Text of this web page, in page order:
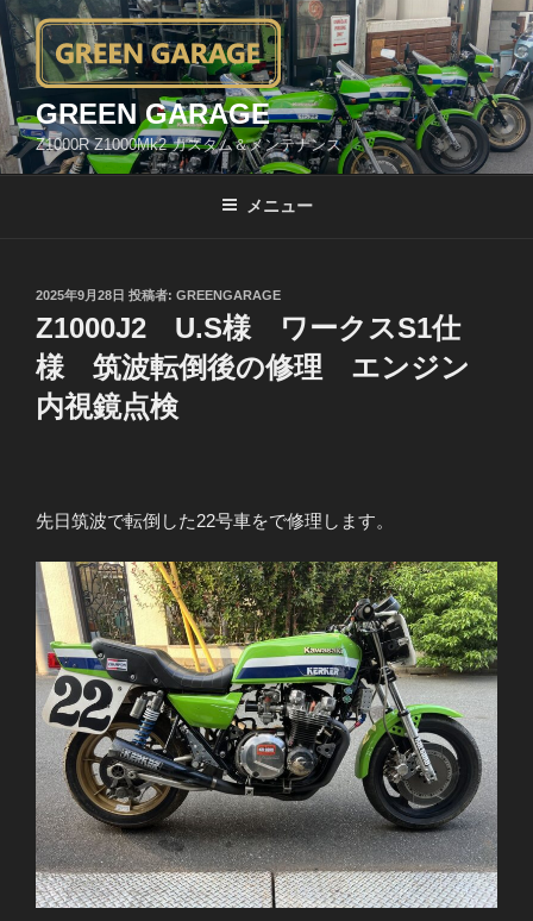
コ
ン
テ
ン
ツ
へ
GREEN GARAGE
Z1000R Z1000Mk2 カスタム＆メンテナンス
メニュー
投
稿
日:
2025年9月28日 投稿者: GREENGARAGE
Z1000J2 U.S様 ワークスS1仕
様 筑波転倒後の修理 エンジン
内視鏡点検
先日筑波で転倒した22号車をで修理します。